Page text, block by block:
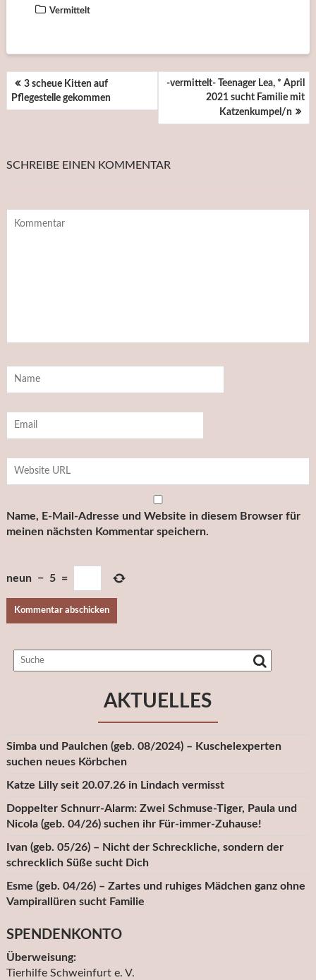
Vermittelt
BEITRAGSNAVIGATION
3 scheue Kitten auf
Pflegestelle gekommen
-vermittelt- Teenager Lea, * April
2021 sucht Familie mit
Katzenkumpel/n
SCHREIBE EINEN KOMMENTAR
Name, E-Mail-Adresse und Website in diesem Browser für
meinen nächsten Kommentar speichern.
neun − 5 =
AKTUELLES
Simba und Paulchen (geb. 08/2024) – Kuschelexperten
suchen neues Körbchen
Katze Lilly seit 20.07.26 in Lindach vermisst
Doppelter Schnurr-Alarm: Zwei Schmuse-Tiger, Paula und
Nicola (geb. 04/26) suchen ihr Für-immer-Zuhause!
Ivan (geb. 05/26) – Nicht der Schreckliche, sondern der
schrecklich Süße sucht Dich
Esme (geb. 04/26) – Zartes und ruhiges Mädchen ganz ohne
Vampirallüren sucht Familie
SPENDENKONTO
Überweisung:
Tierhilfe Schweinfurt e. V.